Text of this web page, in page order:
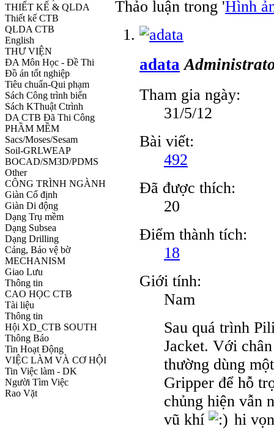
THIẾT KẾ & QLDA
Thiết kế CTB
QLDA CTB
English
THƯ VIỆN
ĐA Môn Học - Đề Thi
Đồ án tốt nghiệp
Tiêu chuẩn-Qui phạm
Sách Công trình biển
Sách KThuật Ctrình
DA CTB Đã Thi Công
PHẦM MỀM
Sacs/Moses/Sesam
Soil-GRLWEAP
BOCAD/SM3D/PDMS
Other
CÔNG TRÌNH NGÀNH
Giàn Cố định
Giàn Di động
Dạng Trụ mềm
Dạng Subsea
Dạng Drilling
Cảng, Bảo vệ bờ
MECHANISM
Giao Lưu
Thông tin
CAO HỌC CTB
Tài liệu
Thông tin
Hội XD_CTB SOUTH
Thông Báo
Tin Hoạt Động
VIỆC LÀM VÀ CƠ HỘI
Tin Việc làm - DK
Người Tìm Việc
Rao Vặt
Thảo luận trong 'Hình
adata
Tham gia ngày:
31/5/12
Bài viết:
492
Đã được thích:
20
Điểm thành tích:
18
Giới tính:
Nam
Sau quá trình
Jacket. Với
thường dùng
Gripper để hỗ
chủng hiện vẫn
vũ khí
hi